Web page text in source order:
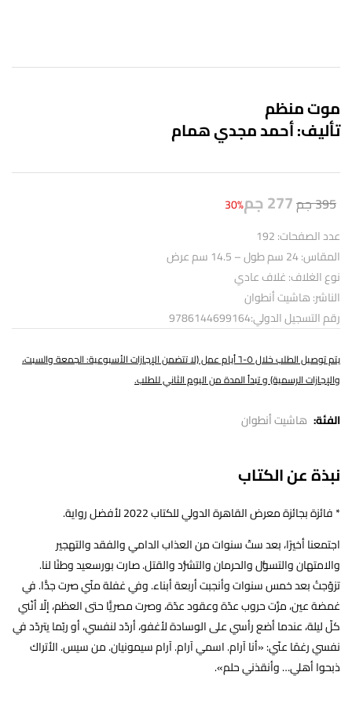
موت منظم
تأليف: أحمد مجدي همام
395جم277جم30%
عدد الصفحات: 192
المقاس: 24 سم طول – 14.5 سم عرض
نوع الغلاف: غلاف عادي
الناشر: هاشيت أنطوان
رقم التسجيل الدولي:9786144699164
يتم توصيل الطلب خلال ٥-٦ أيام عمل (لا تتضمن الإجازات الأسبوعية: الجمعة والسبت،
والإجازات الرسمية) و تبدأ المدة من اليوم الثاني للطلب.
الفئة: هاشيت أنطوان
نبذة عن الكتاب
* فائزة بجائزة معرض القاهرة الدولي للكتاب 2022 لأفضل رواية.
اجتمعنا أخيرًا، بعد ستّ سنوات من العذاب الدامي والفقد والتهجير
والامتهان والتسوُّل والحرمان والتشرُّد والقتل. صارت بورسعيد وطنًا لنا.
تزوّجتُ بعد خمس سنوات وأنجبت أربعة أبناء. وفي غفلة منّي صرت جدًّا. في
غمضة عين، مرَّت حروب عدّة وعقود عدّة، وصرت مصريًّا حتى العظم، إلّا أنّني
كلّ ليلة، عندما أضع رأسي على الوسادة لأغفو، أردّد لنفسي، أو ربّما يتردّد في
نفسي رغمًا عنّي: «أنا آرام. اسمي آرام. آرام سيمونيان. من سيس. الأتراك
ذبحوا أهلي… وأنقذني حلم».